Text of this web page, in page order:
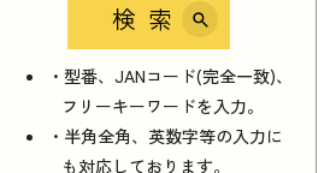
検索
・型番、JANコード(完全一致)、
フリーキーワードを入力。
・半角全角、英数字等の入力に
も対応しております。